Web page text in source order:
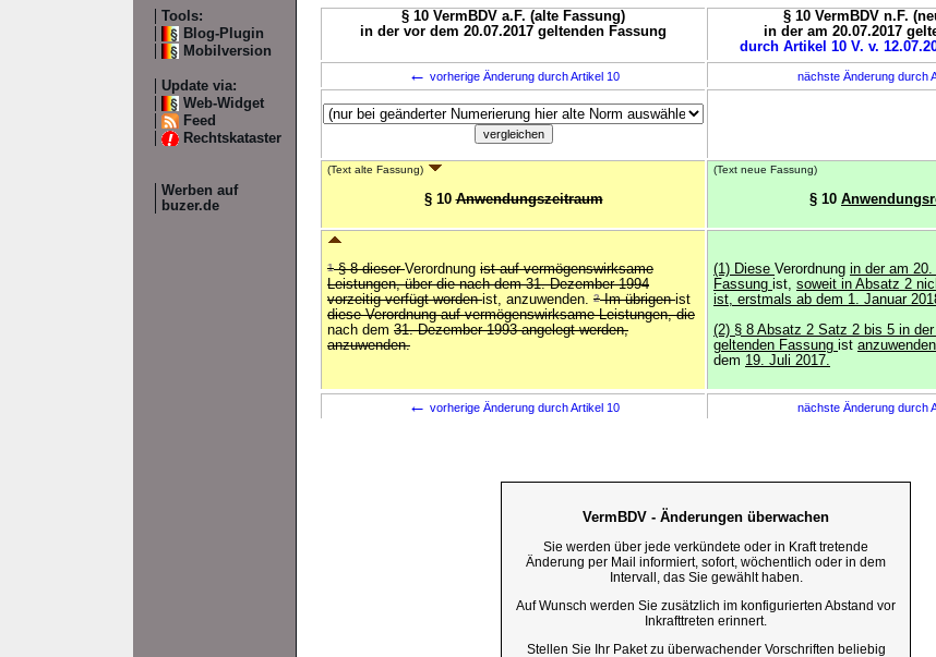
Tools:
Blog-Plugin
Mobilversion
Update via:
Web-Widget
Feed
Rechtskataster
Werben auf
buzer.de
§ 10 VermBDV a.F. (alte Fassung)
in der vor dem 20.07.2017 geltenden Fassung
§ 10 VermBDV n.F.
in der am 20.07.2017
durch Artikel 10 V. v.
← vorherige Änderung durch Artikel 10 nächste Änderung durch
(Text alte Fassung)
§ 10Anwendungszeitraum
(Text neue Fassung)
§ 10
1§ 8 dieserVerordnung ist auf vermögenswirksame
Leistungen, über die nach dem 31. Dezember 1994
vorzeitig verfügt wordenist, anzuwenden. 2Im übrigenist
diese Verordnung auf vermögenswirksame Leistungen, die
nach dem 31. Dezember 1993 angelegt werden,
anzuwenden.
(1) Diese Verordnung in der am
Fassung ist, soweit in Absatz 2
ist, erstmals ab dem 1. Januar
(2) § 8 Absatz 2 Satz 2 bis 5 in
geltenden Fassung ist
dem 19. Juli 2017.
← vorherige Änderung durch Artikel 10 nächste Änderung durch
VermBDV - Änderungen überwachen
Sie werden über jede verkündete oder in Kraft tretende
Änderung per Mail informiert, sofort, wöchentlich oder in dem
Intervall, das Sie gewählt haben.
Auf Wunsch werden Sie zusätzlich im konfigurierten Abstand vor
Inkrafttreten erinnert.
Stellen Sie Ihr Paket zu überwachender Vorschriften beliebig